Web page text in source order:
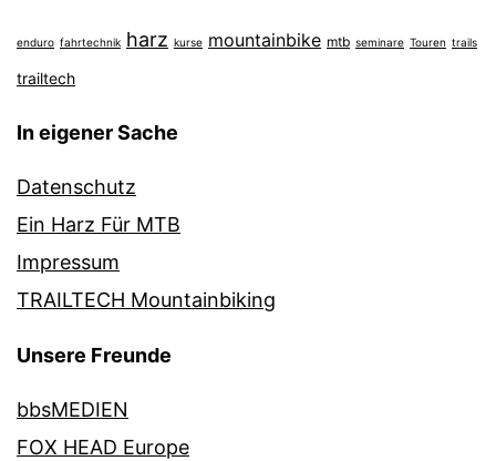
enduro fahrtechnik harz kurse mountainbike mtb seminare Touren trails
trailtech
In eigener Sache
Datenschutz
Ein Harz Für MTB
Impressum
TRAILTECH Mountainbiking
Unsere Freunde
bbsMEDIEN
FOX HEAD Europe